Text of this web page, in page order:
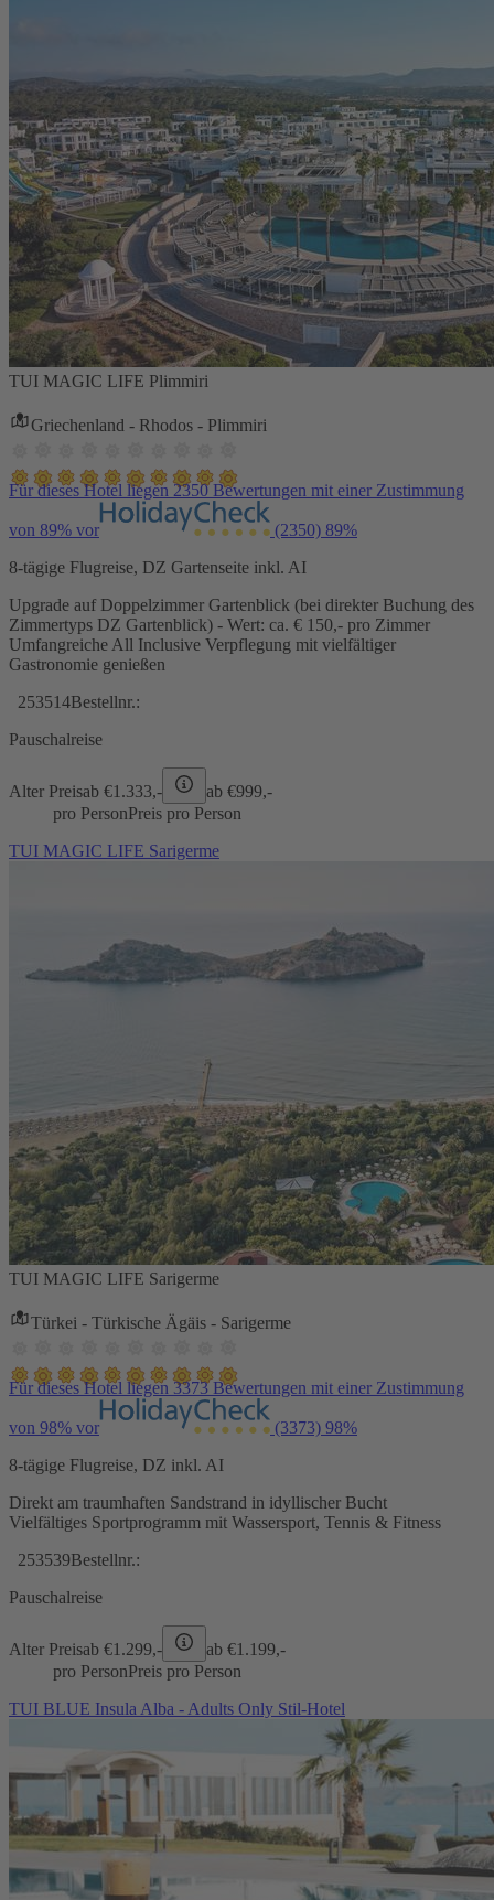
TUI MAGIC LIFE Plimmiri
Griechenland - Rhodos - Plimmiri
Für dieses Hotel liegen 2350 Bewertungen mit einer Zustimmung
von 89% vor (2350) 89%
8-tägige Flugreise, DZ Gartenseite inkl. AI
Upgrade auf Doppelzimmer Gartenblick (bei direkter Buchung des
Zimmertyps DZ Gartenblick) - Wert: ca. € 150,- pro Zimmer
Umfangreiche All Inclusive Verpflegung mit vielfältiger
Gastronomie genießen
253514Bestellnr.:
Pauschalreise
Alter Preisab €1.333,- ab €999,-
pro PersonPreis pro Person
TUI MAGIC LIFE Sarigerme
TUI MAGIC LIFE Sarigerme
Türkei - Türkische Ägäis - Sarigerme
Für dieses Hotel liegen 3373 Bewertungen mit einer Zustimmung
von 98% vor (3373) 98%
8-tägige Flugreise, DZ inkl. AI
Direkt am traumhaften Sandstrand in idyllischer Bucht
Vielfältiges Sportprogramm mit Wassersport, Tennis & Fitness
253539Bestellnr.:
Pauschalreise
Alter Preisab €1.299,- ab €1.199,-
pro PersonPreis pro Person
TUI BLUE Insula Alba - Adults Only Stil-Hotel